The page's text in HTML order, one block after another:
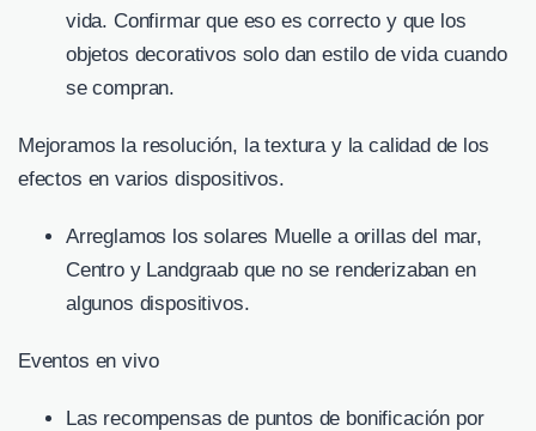
vida. Confirmar que eso es correcto y que los
objetos decorativos solo dan estilo de vida cuando
se compran.
Mejoramos la resolución, la textura y la calidad de los
efectos en varios dispositivos.
Arreglamos los solares Muelle a orillas del mar,
Centro y Landgraab que no se renderizaban en
algunos dispositivos.
Eventos en vivo
Las recompensas de puntos de bonificación por